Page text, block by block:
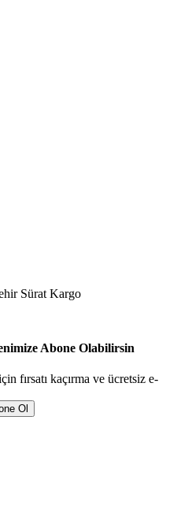
Sürat Kargo
Abone Olabilirsin
fırsatı kaçırma ve ücretsiz e-
Ol